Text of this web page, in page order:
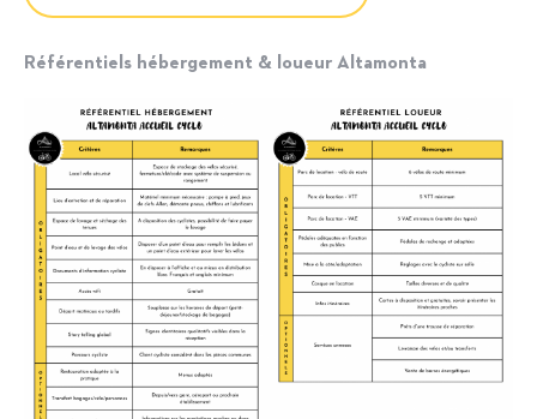
Référentiels hébergement & loueur Altamonta